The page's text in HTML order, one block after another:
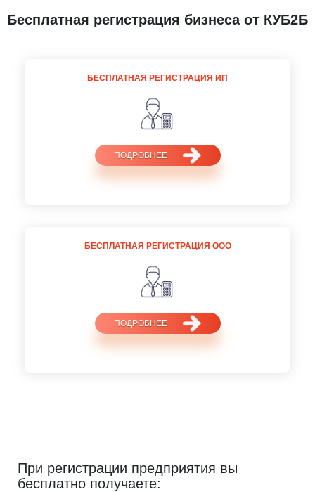
Бесплатная регистрация бизнеса от КУБ2Б
БЕСПЛАТНАЯ РЕГИСТРАЦИЯ ИП
ПОДРОБНЕЕ
БЕСПЛАТНАЯ РЕГИСТРАЦИЯ ООО
ПОДРОБНЕЕ
При регистрации предприятия вы
бесплатно получаете: